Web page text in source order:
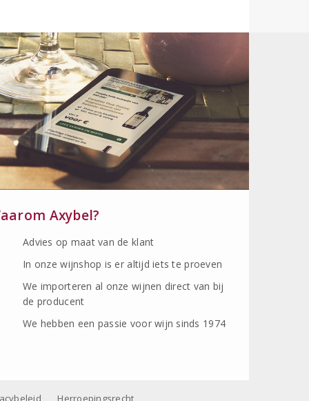
Axybel?
Advies op maat van de klant
In onze wijnshop is er altijd iets te proeven
We importeren al onze wijnen direct van bij
de producent
We hebben een passie voor wijn sinds 1974
Herroepingsrecht